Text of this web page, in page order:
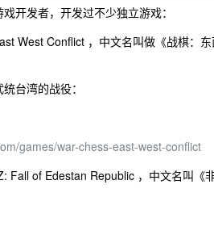
开发者，开发过不少独立游戏：
West Conflict ，中文名叫做《战棋：
台湾的战役：
games/war-chess-east-west-conflict
Fall of Edestan Republic ，中文名叫《